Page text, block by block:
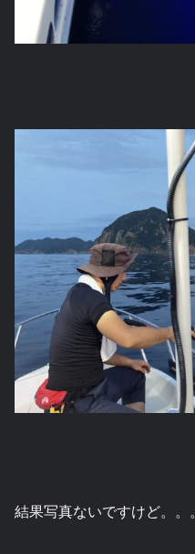
結果写真ないですけど。。。